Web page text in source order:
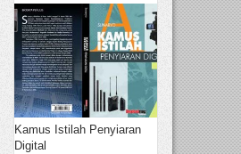
Kamus Istilah Penyiaran
Digital